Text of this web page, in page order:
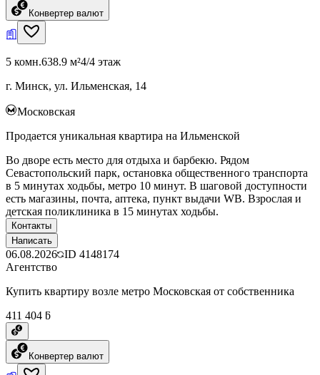
Конвертер валют
5 комн.638.9 м²4/4 этаж
г. Минск, ул. Ильменская, 14
Московская
Продается уникальная квартира на Ильменской
Во дворе есть место для отдыха и барбекю. Рядом
Севастопольский парк, остановка общественного транспорта
в 5 минутах ходьбы, метро 10 минут. В шаговой доступности
есть магазины, почта, аптека, пункт выдачи WB. Взрослая и
детская поликлиника в 15 минутах ходьбы.
Контакты
Написать
06.08.2026 ID 4148174
Агентство
Купить квартиру возле метро Московская от собственника
411 404 ƃ
Конвертер валют